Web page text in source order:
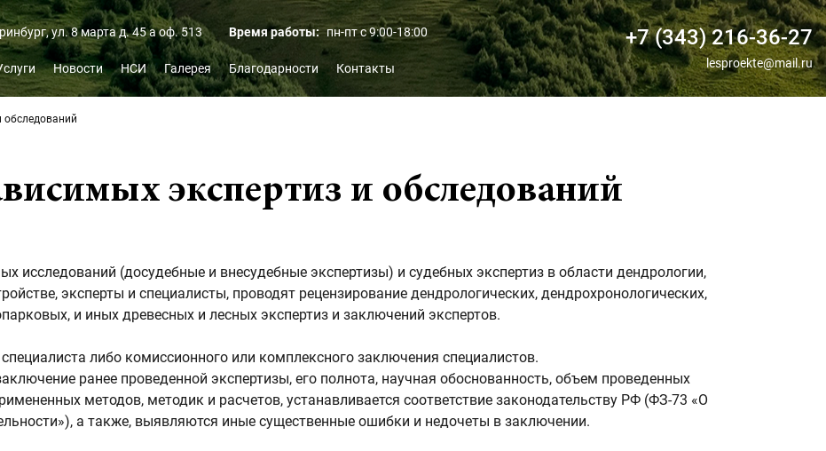
ул. 8 марта д. 45 а оф. 513 Время работы: пн-пт с 9:00-18:00
Новости НСИ Галерея Благодарности Контакты
+7 (343) 216-36-27
lesproekte@mail.ru
обследований
экспертиз и обследований
исследований (досудебные и внесудебные экспертизы) и судебных экспертиз в области дендрологии,
эксперты и специалисты, проводят рецензирование дендрологических, дендрохронологических,
и иных древесных и лесных экспертиз и заключений экспертов.
либо комиссионного или комплексного заключения специалистов.
ранее проведенной экспертизы, его полнота, научная обоснованность, объем проведенных
методов, методик и расчетов, устанавливается соответствие законодательству РФ (ФЗ-73 «О
а также, выявляются иные существенные ошибки и недочеты в заключении.